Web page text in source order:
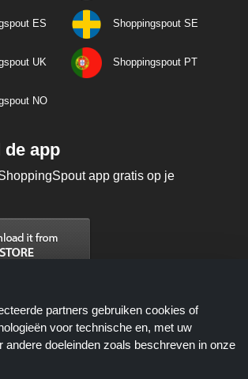
ES Shoppingspout SE
UK Shoppingspout PT
NO
de app
app gratis op je
partners gebruiken cookies of
voor technische en, met uw
andere doeleinden zoals beschreven in onze